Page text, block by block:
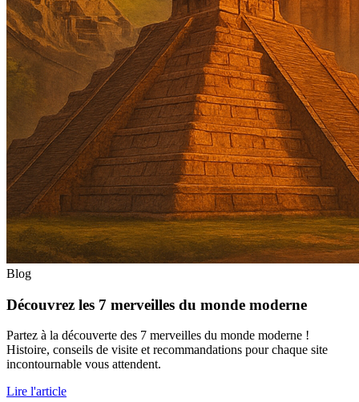
Blog
Découvrez les 7 merveilles du monde moderne
Partez à la découverte des 7 merveilles du monde moderne !
Histoire, conseils de visite et recommandations pour chaque site
incontournable vous attendent.
Lire l'article